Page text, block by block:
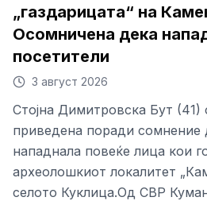
„газдарицата“ на
Осомничена дека
посетители
3 август 2026
Стојна Димитровска Бут (41)
приведена поради сомнение
нападнала повеќе лица кои
археолошкиот локалитет
селото Куклица.Од СВР